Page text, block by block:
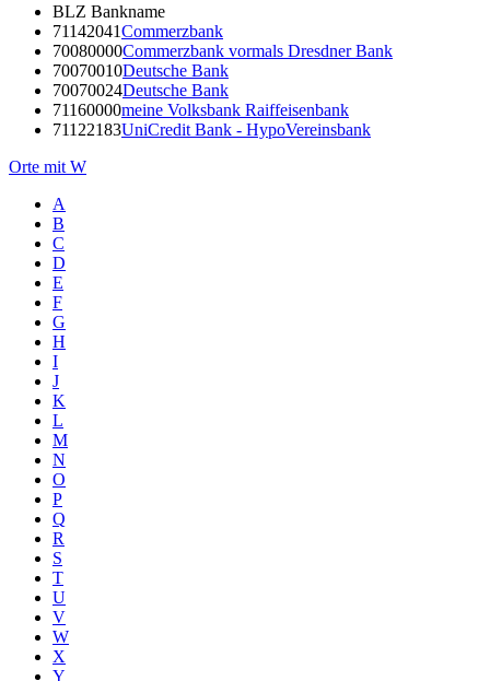
BLZ Bankname
71142041Commerzbank
70080000Commerzbank vormals Dresdner Bank
70070010Deutsche Bank
70070024Deutsche Bank
71160000meine Volksbank Raiffeisenbank
71122183UniCredit Bank - HypoVereinsbank
Orte mit W
A
B
C
D
E
F
G
H
I
J
K
L
M
N
O
P
Q
R
S
T
U
V
W
X
Y